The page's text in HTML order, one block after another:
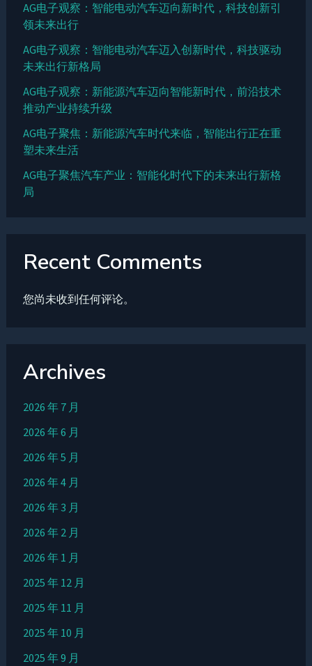
AG电子观察：智能电动汽车迈向新时代，科技创新引
领未来出行
AG电子观察：智能电动汽车迈入创新时代，科技驱动
未来出行新格局
AG电子观察：新能源汽车迈向智能新时代，前沿技术
推动产业持续升级
AG电子聚焦：新能源汽车时代来临，智能出行正在重
塑未来生活
AG电子聚焦汽车产业：智能化时代下的未来出行新格
局
Recent Comments
您尚未收到任何评论。
Archives
2026 年 7 月
2026 年 6 月
2026 年 5 月
2026 年 4 月
2026 年 3 月
2026 年 2 月
2026 年 1 月
2025 年 12 月
2025 年 11 月
2025 年 10 月
2025 年 9 月